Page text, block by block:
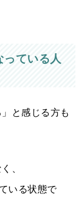
ている人
と感じる方も
、
いる状態で